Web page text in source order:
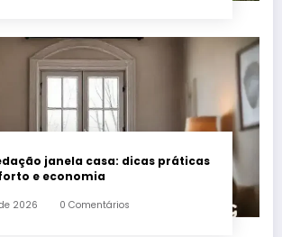
janela casa: dicas práticas
e economia
2026 0 Comentários